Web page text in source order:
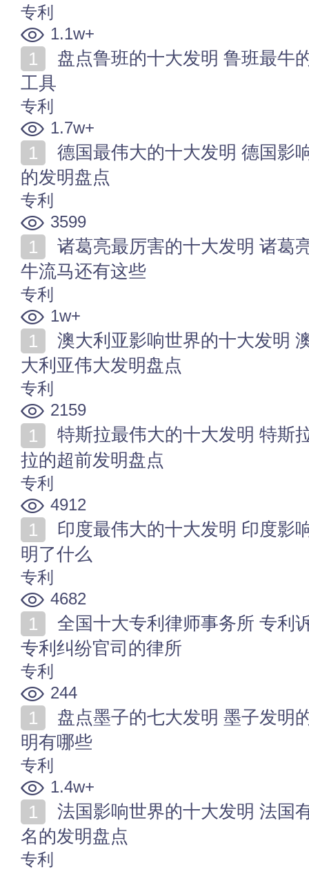
专利
1.1w+
工具
专利
1.7w+
的发明盘点
专利
3599
牛流马还有这些
专利
1w+
大利亚伟大发明盘点
专利
2159
拉的超前发明盘点
专利
4912
明了什么
专利
4682
专利纠纷官司的律所
专利
244
明有哪些
专利
1.4w+
名的发明盘点
专利